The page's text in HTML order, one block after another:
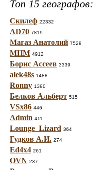
Топ 15 географов:
Скилеф 22332
AD70 7819
Магаз Анатолий 7529
МНМ 4912
Борис Ассеев 3339
alek48s 1488
Ronny 1390
Белков Альберт 515
VSx86 446
Admin 411
Lounge_Lizard 364
Гудков А.И. 274
Ed4x4 261
OVN 237